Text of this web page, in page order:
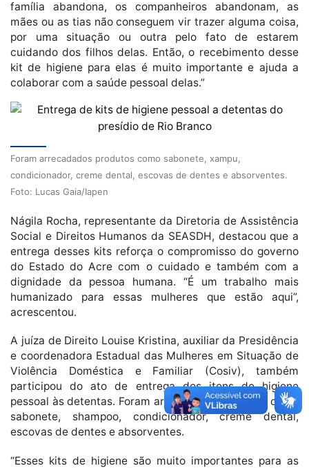
família abandona, os companheiros abandonam, as
mães ou as tias não conseguem vir trazer alguma coisa,
por uma situação ou outra pelo fato de estarem
cuidando dos filhos delas. Então, o recebimento desse
kit de higiene para elas é muito importante e ajuda a
colaborar com a saúde pessoal delas.”
Foram arrecadados produtos como sabonete, xampu,
condicionador, creme dental, escovas de dentes e absorventes.
Foto: Lucas Gaia/Iapen
Nágila Rocha, representante da Diretoria de Assistência
Social e Direitos Humanos da SEASDH, destacou que a
entrega desses kits reforça o compromisso do governo
do Estado do Acre com o cuidado e também com a
dignidade da pessoa humana. “É um trabalho mais
humanizado para essas mulheres que estão aqui”,
acrescentou.
A juíza de Direito Louise Kristina, auxiliar da Presidência
e coordenadora Estadual das Mulheres em Situação de
Violência Doméstica e Familiar (Cosiv), também
participou do ato de entrega dos itens de higiene
pessoal às detentas. Foram arrecadados produtos como
sabonete, shampoo, condicionador, creme dental,
escovas de dentes e absorventes.
“Esses kits de higiene são muito importantes para as